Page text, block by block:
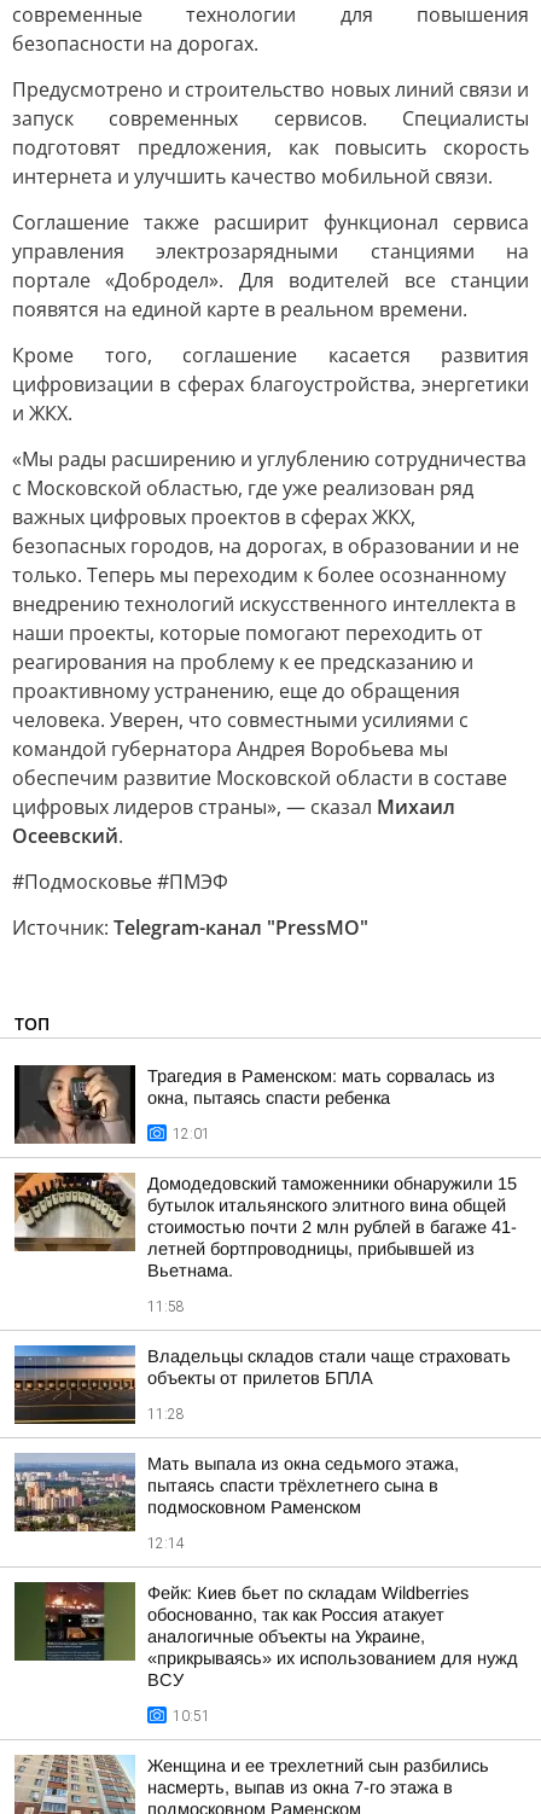
современные технологии для повышения
безопасности на дорогах.
Предусмотрено и строительство новых линий связи и
запуск современных сервисов. Специалисты
подготовят предложения, как повысить скорость
интернета и улучшить качество мобильной связи.
Соглашение также расширит функционал сервиса
управления электрозарядными станциями на
портале «Добродел». Для водителей все станции
появятся на единой карте в реальном времени.
Кроме того, соглашение касается развития
цифровизации в сферах благоустройства, энергетики
и ЖКХ.
«Мы рады расширению и углублению сотрудничества
с Московской областью, где уже реализован ряд
важных цифровых проектов в сферах ЖКХ,
безопасных городов, на дорогах, в образовании и не
только. Теперь мы переходим к более осознанному
внедрению технологий искусственного интеллекта в
наши проекты, которые помогают переходить от
реагирования на проблему к ее предсказанию и
проактивному устранению, еще до обращения
человека. Уверен, что совместными усилиями с
командой губернатора Андрея Воробьева мы
обеспечим развитие Московской области в составе
цифровых лидеров страны», — сказал Михаил
Осеевский.
#Подмосковье #ПМЭФ
Источник: Telegram-канал "PressMO"
ТОП
Трагедия в Раменском: мать сорвалась из
окна, пытаясь спасти ребенка
12:01
Домодедовский таможенники обнаружили 15
бутылок итальянского элитного вина общей
стоимостью почти 2 млн рублей в багаже 41-
летней бортпроводницы, прибывшей из
Вьетнама.
11:58
Владельцы складов стали чаще страховать
объекты от прилетов БПЛА
11:28
Мать выпала из окна седьмого этажа,
пытаясь спасти трёхлетнего сына в
подмосковном Раменском
12:14
Фейк: Киев бьет по складам Wildberries
обоснованно, так как Россия атакует
аналогичные объекты на Украине,
«прикрываясь» их использованием для нужд
ВСУ
10:51
Женщина и ее трехлетний сын разбились
насмерть, выпав из окна 7-го этажа в
подмосковном Раменском